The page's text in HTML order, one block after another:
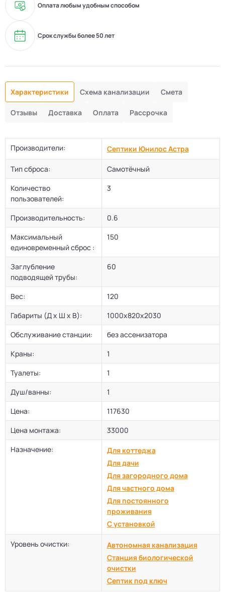
Оплата любым удобным способом
Срок службы более 50 лет
Характеристики Схема канализации Смета
Отзывы Доставка Оплата Рассрочка
Производители: Септики Юнилос Астра
Тип сброса:
Самотёчный
Количество
пользователей:
3
Производительность:
0.6
Максимальный
единовременный сброс :
150
Заглубление
подводящей трубы:
60
Вес:
120
Габариты (Д х Ш х В):
1000х820х2030
Обслуживание станции:
без ассенизатора
Краны:
1
Туалеты:
1
Душ/ванны:
1
Цена:
117630
Цена монтажа:
33000
Назначение:
Для коттеджа
Для дачи
Для загородного дома
Для частного дома
Для постоянного
проживания
С установкой
Уровень очистки:
Автономная канализация
Станция биологической
очистки
Септик под ключ